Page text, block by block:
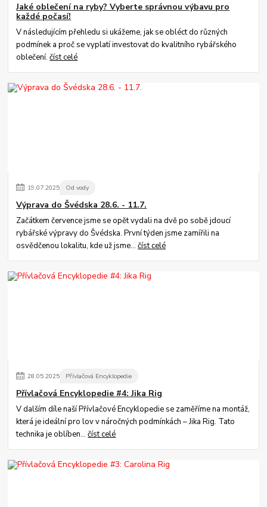
Jaké oblečení na ryby? Vyberte správnou výbavu pro
každé počasí!
V následujícím přehledu si ukážeme, jak se obléct do různých
podmínek a proč se vyplatí investovat do kvalitního rybářského
oblečení.číst celé
19.07.2025 Od vody
Výprava do Švédska 28.6. - 11.7.
Začátkem července jsme se opět vydali na dvě po sobě jdoucí
rybářské výpravy do Švédska. První týden jsme zamířili na
osvědčenou lokalitu, kde už jsme...číst celé
28.05.2025 Přívlačová Encyklopedie
Přívlačová Encyklopedie #4: Jika Rig
V dalším díle naší Přívlačové Encyklopedie se zaměříme na montáž,
která je ideální pro lov v náročných podmínkách – Jika Rig. Tato
technika je oblíben...číst celé